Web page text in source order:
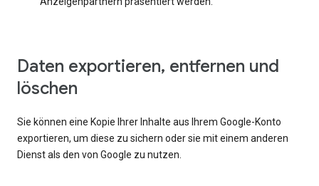
Daten exportieren, entfernen und
löschen
Sie können eine Kopie Ihrer Inhalte aus Ihrem Google-Konto
exportieren, um diese zu sichern oder sie mit einem anderen
Dienst als den von Google zu nutzen.